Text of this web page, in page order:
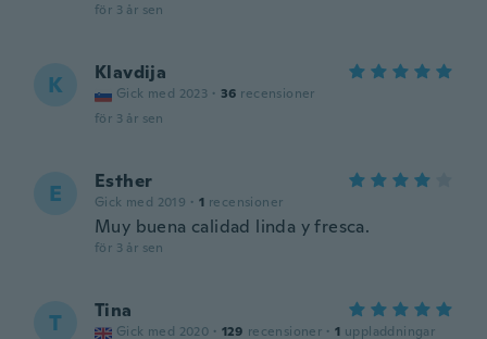
för 3 år sen
K Klavdija
Gick med 2023 · 36 recensioner
för 3 år sen
E Esther
Gick med 2019 · 1 recensioner
Muy buena calidad linda y fresca.
för 3 år sen
T Tina
Gick med 2020 · 129 recensioner · 1 uppladdningar